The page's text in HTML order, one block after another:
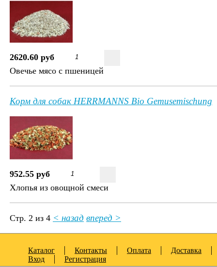
2620.60 руб
Овечье мясо с пшеницей
Корм для собак HERRMANNS Bio Gemusemischung
952.55 руб
Хлопья из овощной смеси
Стр. 2 из 4 < назад вперед >
Каталог Контакты Оплата
Доставка
Вход
Регистрация